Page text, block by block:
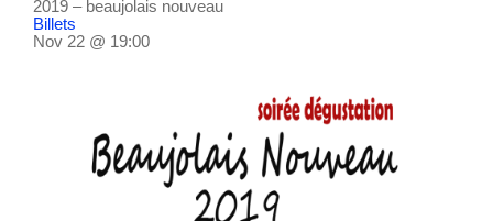
2019 – beaujolais nouveau
Billets
Nov 22 @ 19:00